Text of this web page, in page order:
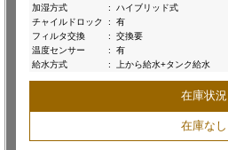
加湿方式
:
ハイブリッド式
チャイルドロック
:
有
フィルタ交換
:
交換要
温度センサー
:
有
給水方式
: 上から給水+タンク給水
在庫状況
在庫なし